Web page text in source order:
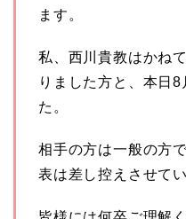
ます。
私、西川貴教はかね
りました方と、本日
た。
相手の方は一般の方
表は差し控えさせて